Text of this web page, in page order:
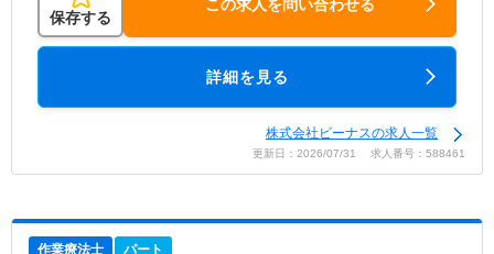
保存する
この求人を問い合わせる
詳細を見る
株式会社ビーナスの求人一覧
更新日：2026/07/31 求人番号：588461
作業療法士 パート